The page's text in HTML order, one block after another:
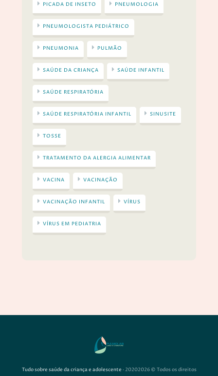
PICADA DE INSETO PNEUMOLOGIA
PNEUMOLOGISTA PEDIÁTRICO
PNEUMONIA PULMÃO
SAÚDE DA CRIANÇA SAÚDE INFANTIL
SAÚDE RESPIRATÓRIA
SAÚDE RESPIRATÓRIA INFANTIL SINUSITE
TOSSE
TRATAMENTO DA ALERGIA ALIMENTAR
VACINA VACINAÇÃO
VACINAÇÃO INFANTIL VÍRUS
VÍRUS EM PEDIATRIA
Tudo sobre saúde da criança e adolescente · 20202026 © Todos os direitos